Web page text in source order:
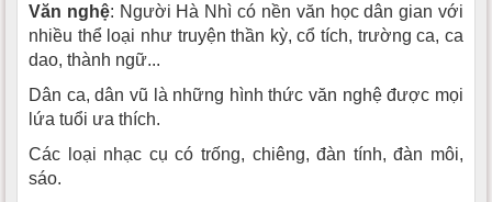
Văn nghệ: Người Hà Nhì có nền văn học dân gian với
nhiều thể loại như truyện thần kỳ, cổ tích, trường ca, ca
dao, thành ngữ...
Dân ca, dân vũ là những hình thức văn nghệ được mọi
lứa tuổi ưa thích.
Các loại nhạc cụ có trống, chiêng, đàn tính, đàn môi,
sáo.